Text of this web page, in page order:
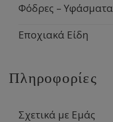
Φόδρες – Υφάσματα
Εποχιακά Είδη
Πληροφορίες
Σχετικά με Εμάς